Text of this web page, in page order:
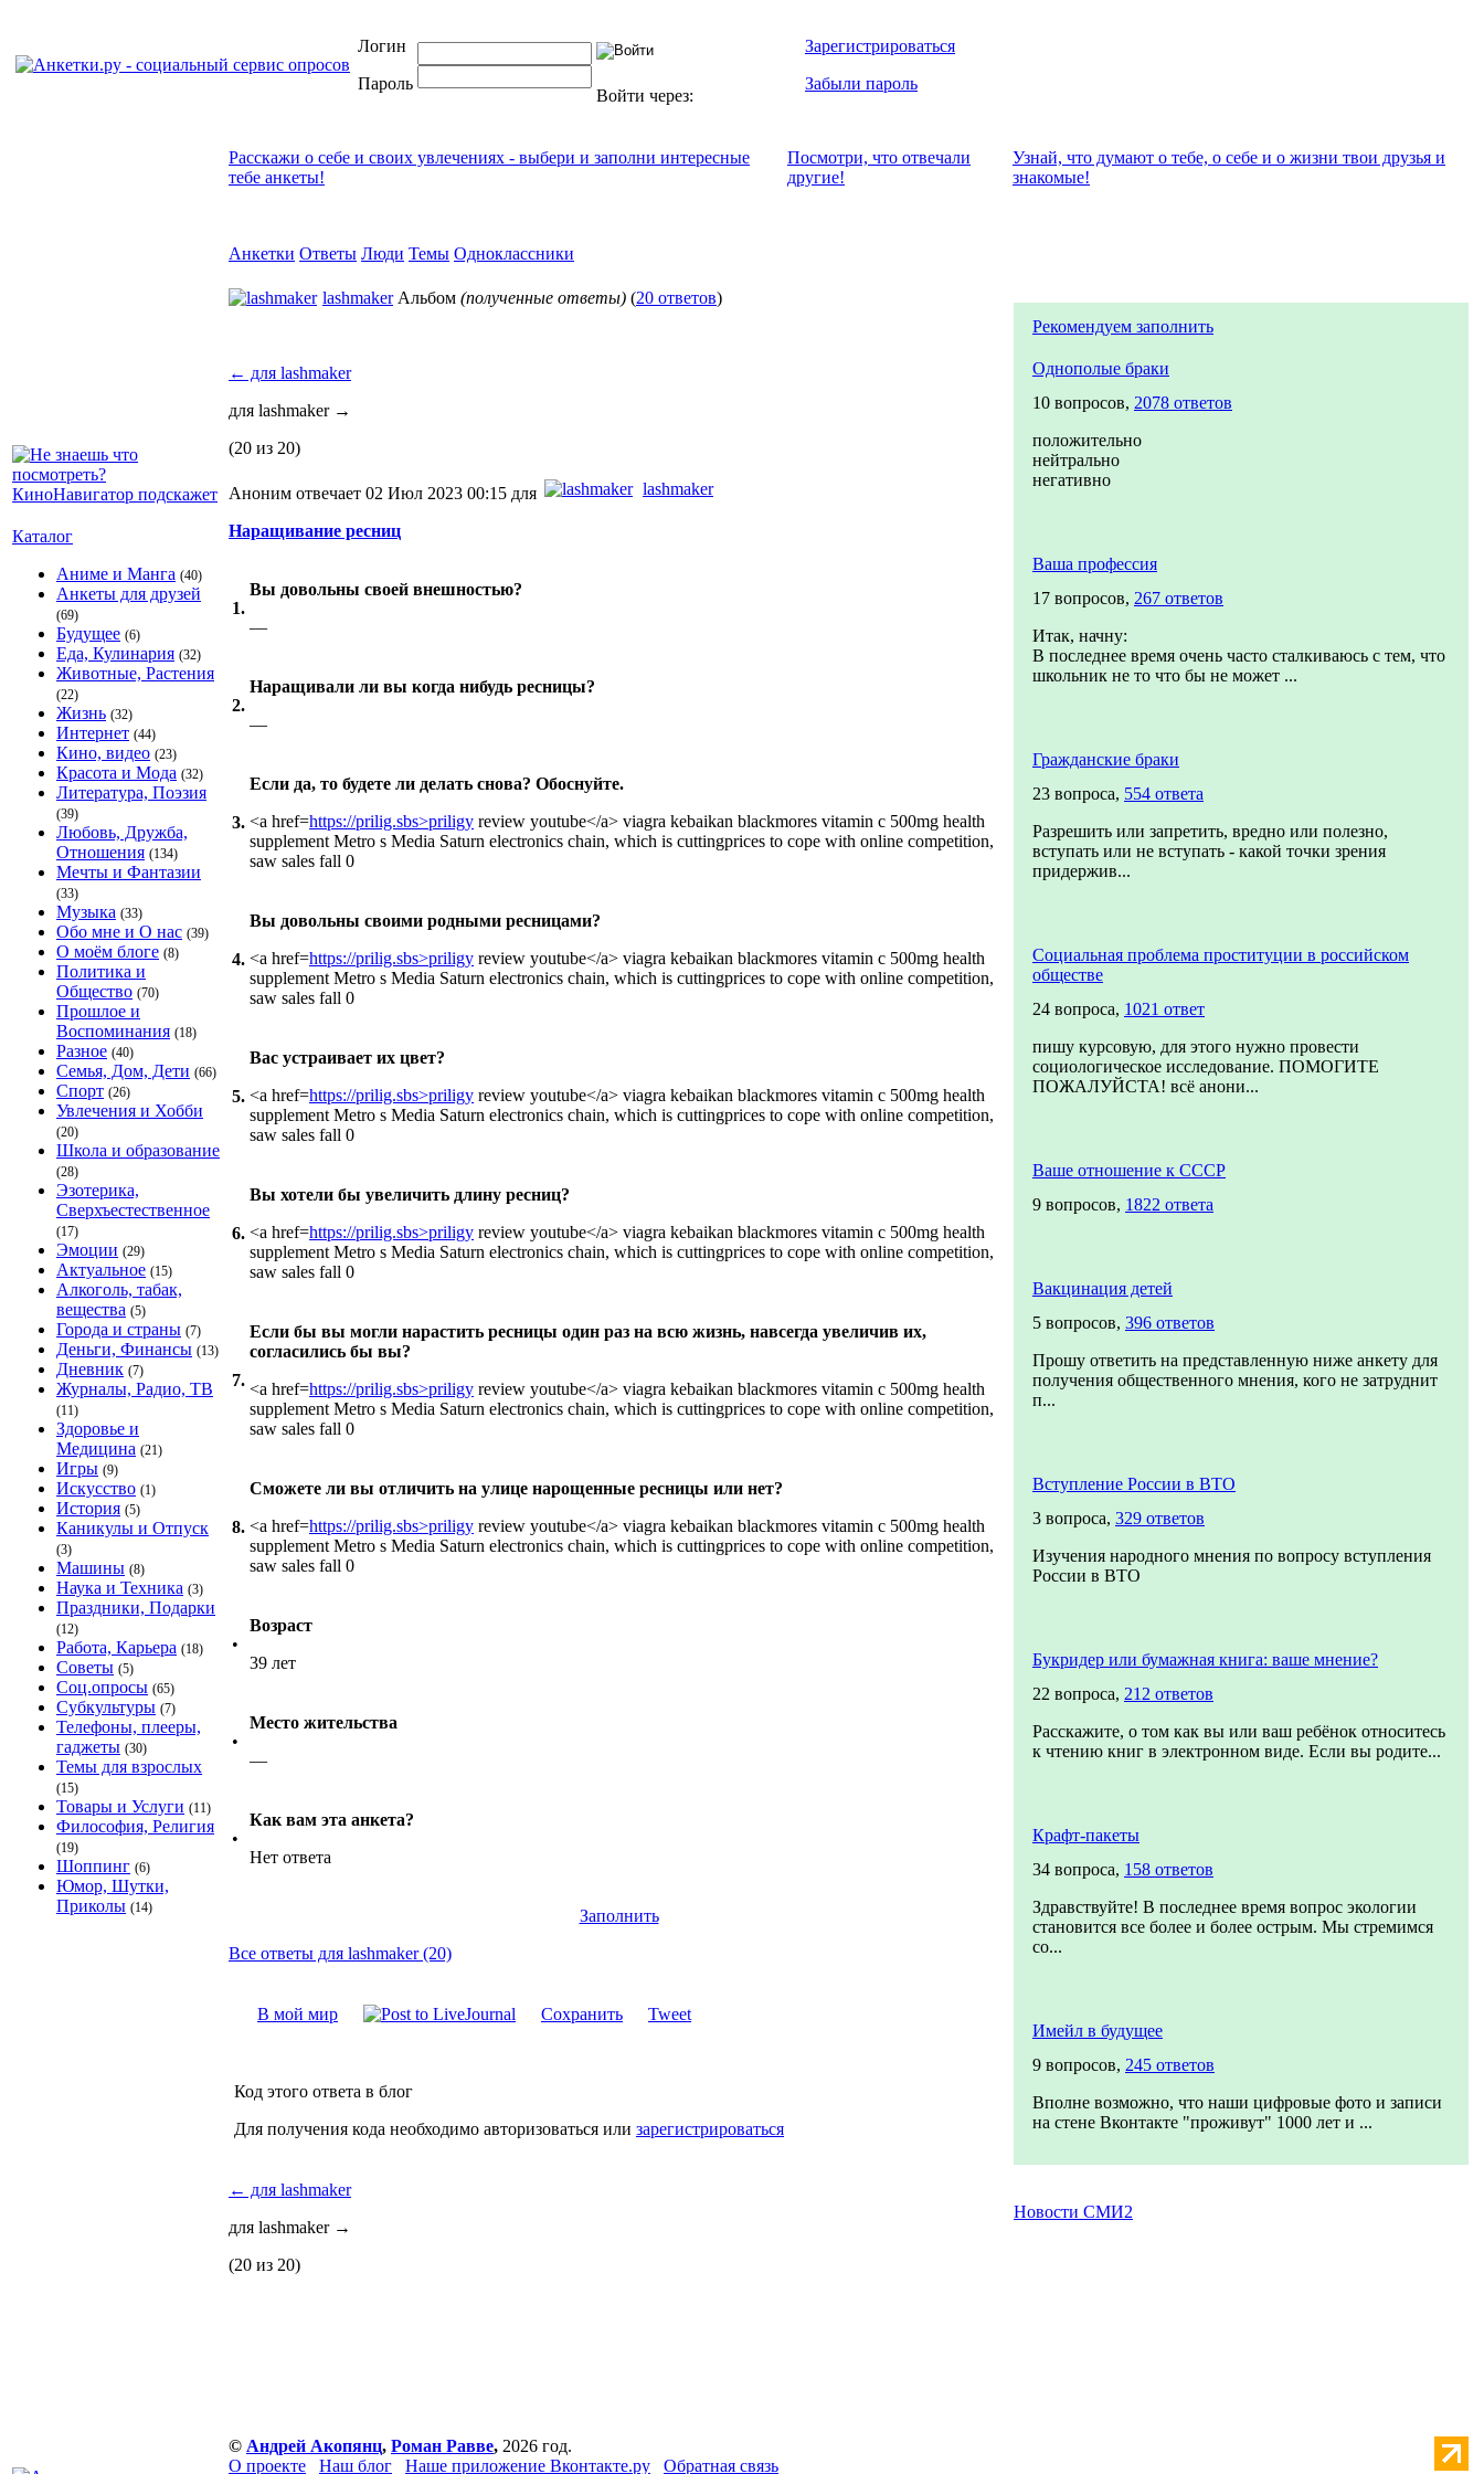
Логин
Пароль
Войти через:
Зарегистрироваться
Забыли пароль
Каталог
Аниме и Манга (40)
Анкеты для друзей
(69)
Будущее (6)
Еда, Кулинария (32)
Животные, Растения
(22)
Жизнь (32)
Интернет (44)
Кино, видео (23)
Красота и Мода (32)
Литература, Поэзия
(39)
Любовь, Дружба,
Отношения (134)
Мечты и Фантазии
(33)
Музыка (33)
Обо мне и О нас (39)
О моём блоге (8)
Политика и
Общество (70)
Прошлое и
Воспоминания (18)
Разное (40)
Семья, Дом, Дети (66)
Спорт (26)
Увлечения и Хобби
(20)
Школа и образование
(28)
Эзотерика,
Сверхъестественное
(17)
Эмоции (29)
Актуальное (15)
Алкоголь, табак,
вещества (5)
Города и страны (7)
Деньги, Финансы (13)
Дневник (7)
Журналы, Радио, ТВ
(11)
Здоровье и
Медицина (21)
Игры (9)
Искусство (1)
История (5)
Каникулы и Отпуск
(3)
Машины (8)
Наука и Техника (3)
Праздники, Подарки
(12)
Работа, Карьера (18)
Советы (5)
Соц.опросы (65)
Субкультуры (7)
Телефоны, плееры,
гаджеты (30)
Темы для взрослых
(15)
Товары и Услуги (11)
Философия, Религия
(19)
Шоппинг (6)
Юмор, Шутки,
Приколы (14)
Расскажи о себе и своих увлечениях - выбери и заполни интересные
тебе анкеты!
Посмотри, что отвeчали
другие!
Узнай, что думают о тебе, о себе и о жизни твои друзья и
знакомые!
Анкетки Ответы Люди Темы Одноклассники
lashmakerАльбом (полученные ответы) (20 ответов)
← для lashmaker
для lashmaker →
(20 из 20)
Аноним отвечает 02 Июл 2023 00:15 для lashmaker
Наращивание ресниц
1.
Вы довольны своей внешностью?
—
2.
Наращивали ли вы когда нибудь ресницы?
—
3.
Если да, то будете ли делать снова? Обоснуйте.
<a href=https://prilig.sbs>priligy review youtube</a> viagra kebaikan blackmores vitamin c 500mg health
supplement Metro s Media Saturn electronics chain, which is cuttingprices to cope with online competition,
saw sales fall 0
4.
Вы довольны своими родными ресницами?
<a href=https://prilig.sbs>priligy review youtube</a> viagra kebaikan blackmores vitamin c 500mg health
supplement Metro s Media Saturn electronics chain, which is cuttingprices to cope with online competition,
saw sales fall 0
5.
Вас устраивает их цвет?
<a href=https://prilig.sbs>priligy review youtube</a> viagra kebaikan blackmores vitamin c 500mg health
supplement Metro s Media Saturn electronics chain, which is cuttingprices to cope with online competition,
saw sales fall 0
6.
Вы хотели бы увеличить длину ресниц?
<a href=https://prilig.sbs>priligy review youtube</a> viagra kebaikan blackmores vitamin c 500mg health
supplement Metro s Media Saturn electronics chain, which is cuttingprices to cope with online competition,
saw sales fall 0
7.
Если бы вы могли нарастить ресницы один раз на всю жизнь, навсегда увеличив их,
согласились бы вы?
<a href=https://prilig.sbs>priligy review youtube</a> viagra kebaikan blackmores vitamin c 500mg health
supplement Metro s Media Saturn electronics chain, which is cuttingprices to cope with online competition,
saw sales fall 0
8.
Сможете ли вы отличить на улице нарощенные ресницы или нет?
<a href=https://prilig.sbs>priligy review youtube</a> viagra kebaikan blackmores vitamin c 500mg health
supplement Metro s Media Saturn electronics chain, which is cuttingprices to cope with online competition,
saw sales fall 0
•
Возраст
39 лет
•
Место жительства
—
•
Как вам эта анкета?
Нет ответа
Заполнить
Все ответы для lashmaker (20)
В мой мир Сохранить Tweet
Код этого ответа в блог
Для получения кода необходимо авторизоваться или зарегистрироваться
← для lashmaker
для lashmaker →
(20 из 20)
Рекомендуем заполнить
Однополые браки
10 вопросов, 2078 ответов
положительно
нейтрально
негативно
Ваша профессия
17 вопросов, 267 ответов
Итак, начну:
В последнее время очень часто сталкиваюсь с тем, что
школьник не то что бы не может ...
Гражданские браки
23 вопроса, 554 ответа
Разрешить или запретить, вредно или полезно,
вступать или не вступать - какой точки зрения
придержив...
Социальная проблема проституции в российском
обществе
24 вопроса, 1021 ответ
пишу курсовую, для этого нужно провести
социологическое исследование. ПОМОГИТЕ
ПОЖАЛУЙСТА! всё анони...
Ваше отношение к СССР
9 вопросов, 1822 ответа
Вакцинация детей
5 вопросов, 396 ответов
Прошу ответить на представленную ниже анкету для
получения общественного мнения, кого не затруднит
п...
Вступление России в ВТО
3 вопроса, 329 ответов
Изучения народного мнения по вопросу вступления
России в ВТО
Букридер или бумажная книга: ваше мнение?
22 вопроса, 212 ответов
Расскажите, о том как вы или ваш ребёнок относитесь
к чтению книг в электронном виде. Если вы родите...
Крафт-пакеты
34 вопроса, 158 ответов
Здравствуйте! В последнее время вопрос экологии
становится все более и более острым. Мы стремимся
со...
Имейл в будущее
9 вопросов, 245 ответов
Вполне возможно, что наши цифровые фото и записи
на стене Вконтакте "проживут" 1000 лет и ...
Новости СМИ2
© Андрей Акопянц, Роман Равве, 2026 год.
О проекте
Наш блог Наше приложение Вконтакте.ру Обратная связь